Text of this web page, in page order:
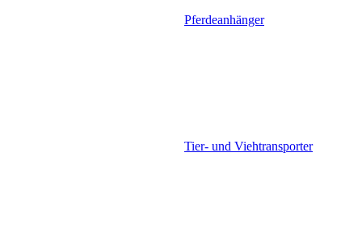
Pferdeanhänger
Tier- und Viehtransporter